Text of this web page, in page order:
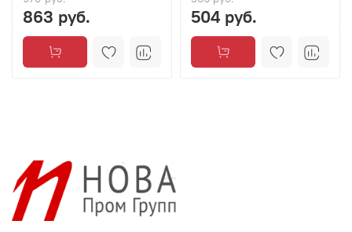
863 руб. 504 руб.